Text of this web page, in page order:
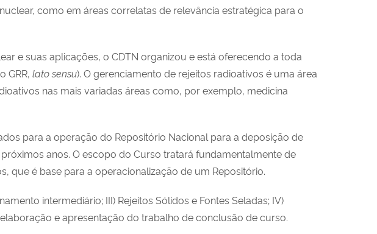
como em áreas correlatas de relevância estratégica para o
e suas aplicações, o CDTN organizou e está oferecendo a toda
GRR, lato sensu). O gerenciamento de rejeitos radioativos é uma área
nas mais variadas áreas como, por exemplo, medicina
para a operação do Repositório Nacional para a deposição de
anos. O escopo do Curso tratará fundamentalmente de
que é base para a operacionalização de um Repositório.
intermediário; III) Rejeitos Sólidos e Fontes Seladas; IV)
e apresentação do trabalho de conclusão de curso.